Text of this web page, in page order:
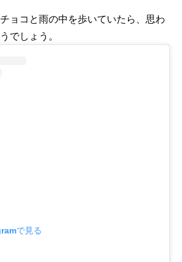
ョコと雨の中を歩いていたら、思わ
でしょう。
で見る